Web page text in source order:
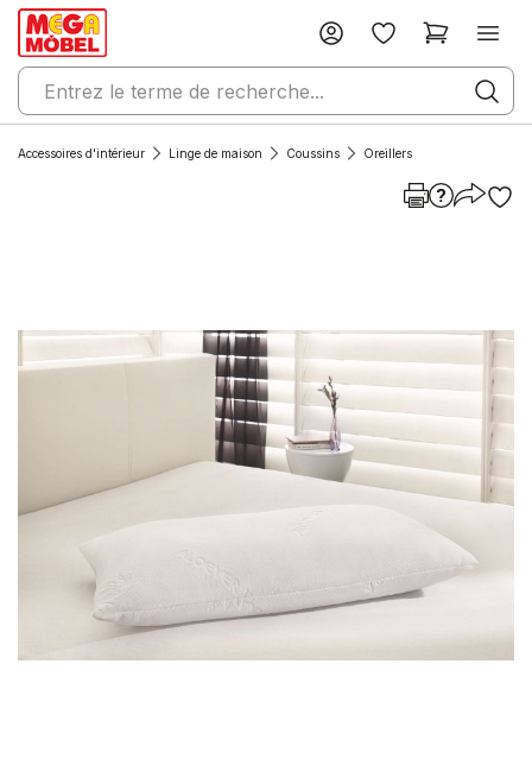
Accessoires d'intérieur Linge de maison Coussins Oreillers